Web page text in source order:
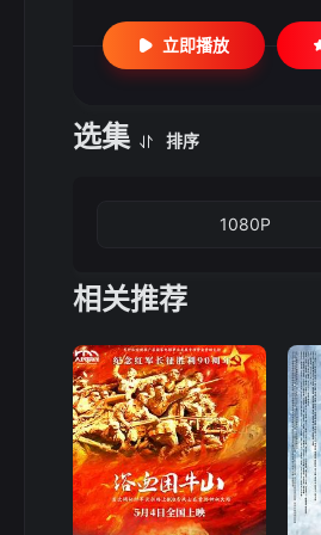
立即播放
选集 排序
1080P
相关推荐